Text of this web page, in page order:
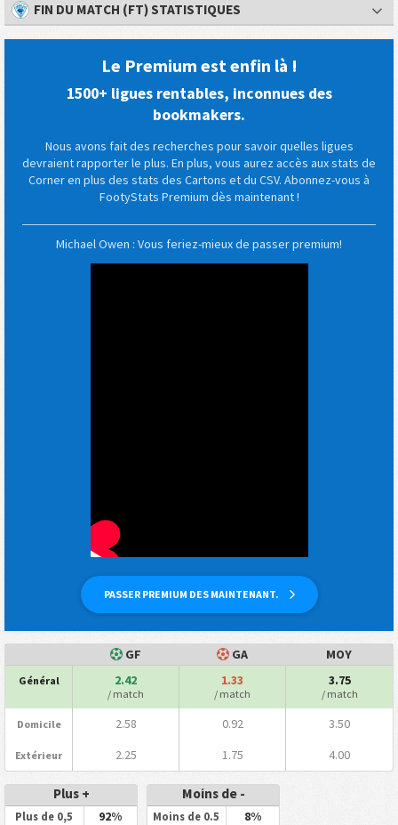
FIN DU MATCH (FT) STATISTIQUES
Le Premium est enfin là !
1500+ ligues rentables, inconnues des
bookmakers.
Nous avons fait des recherches pour savoir quelles ligues
devraient rapporter le plus. En plus, vous aurez accès aux stats de
Corner en plus des stats des Cartons et du CSV. Abonnez-vous à
FootyStats Premium dès maintenant !
PASSER PREMIUM DES MAINTENANT.
Michael Owen : Vous feriez-mieux de passer premium!
GF GA MOY
Général 2.42
/ match
1.33
/ match
3.75
/ match
Domicile 2.58 0.92 3.50
Extérieur 2.25 1.75 4.00
Plus +
Plus de 0,5 92%
Moins de -
Moins de 0.5 8%